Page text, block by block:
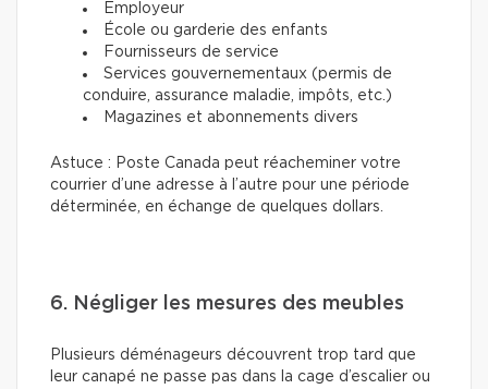
Employeur
École ou garderie des enfants
Fournisseurs de service
Services gouvernementaux (permis de
conduire, assurance maladie, impôts, etc.)
Magazines et abonnements divers
Astuce : Poste Canada peut réacheminer votre
courrier d’une adresse à l’autre pour une période
déterminée, en échange de quelques dollars.
6. Négliger les mesures des meubles
Plusieurs déménageurs découvrent trop tard que
leur canapé ne passe pas dans la cage d’escalier ou